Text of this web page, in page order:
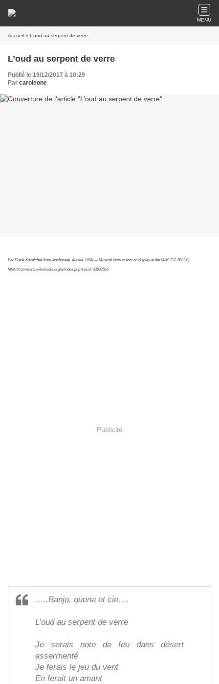
MENU
Accueil » L’oud au serpent de verre
L’oud au serpent de verre
Publié le 19/12/2017 à 10:29
Par caroleone
Par Frank Kovalchek from Anchorage, Alaska, USA — Musical instruments on display at the MIM, CC BY 2.0,
https://commons.wikimedia.org/w/index.php?curid=33537516
Publicité
…..Banjo, quena et cie….
L’oud au serpent de verre
Je serais note de feu dans désert
assermenté
Je ferais le jeu du vent
En ferait un amant